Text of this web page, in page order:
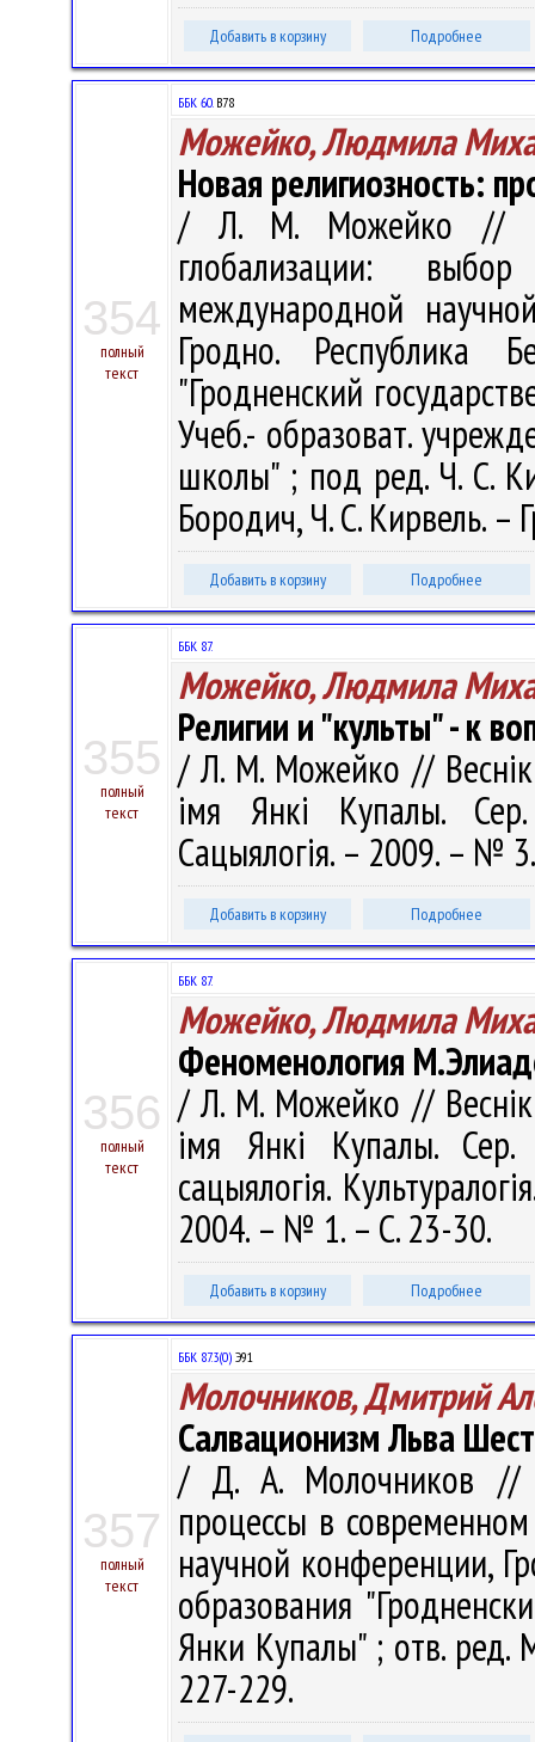
Добавить в корзину Подробнее
354
полный
текст
ББК 60.В78
Можейко, Людмила
Новая религиозность:
/ Л. М. Можейко //
глобализации:
международной
Гродно. Республика
"Гродненский
Учеб.- образоват.
школы" ; под ред. Ч. С.
Бородич, Ч. С. Кирвель. –
Добавить в корзину Подробнее
355
полный
текст
ББК 87.
Можейко, Людмила
Религии и "культы" - к
/ Л. М. Можейко // Веснік
імя Янкі Купалы. Сер.
Сацыялогія. – 2009. – №
Добавить в корзину Подробнее
356
полный
текст
ББК 87.
Можейко, Людмила
Феноменология
/ Л. М. Можейко // Веснік
імя Янкі Купалы. Сер.
сацыялогія.
2004. – № 1. – С. 23-30.
Добавить в корзину Подробнее
357
полный
текст
ББК 87.3(0) Э91
Молочников, Дмитрий
Салвационизм Льва
/ Д. А. Молочников //
процессы в
научной конференции,
образования
Янки Купалы" ; отв. ред.
227-229.